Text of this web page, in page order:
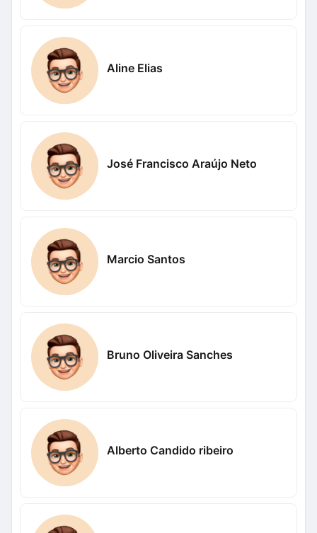
Aline Elias
José Francisco Araújo Neto
Marcio Santos
Bruno Oliveira Sanches
Alberto Candido ribeiro